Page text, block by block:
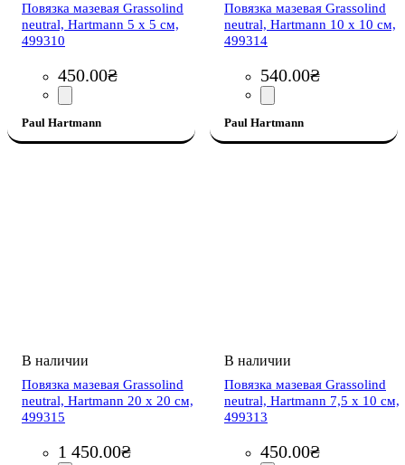
Повязка мазевая Grassolind
neutral, Hartmann 5 х 5 см,
499310
450.00₴
Paul Hartmann
Повязка мазевая Grassolind
neutral, Hartmann 10 х 10 см,
499314
540.00₴
Paul Hartmann
Повязка мазевая Grassolind
neutral, Hartmann 20 х 20 см,
499315
1 450.00₴
Повязка мазевая Grassolind
neutral, Hartmann 7,5 х 10 см,
499313
450.00₴